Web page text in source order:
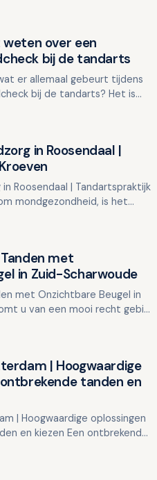
over een
bij de tandarts
er allemaal gebeurt tijdens
bij de tandarts? Het is
in Roosendaal |
Roosendaal | Tandartspraktijk
met
in Zuid-Scharwoude
met Onzichtbare Beugel in
u van een mooi recht gebit
| Hoogwaardige
tanden en
| Hoogwaardige oplossingen
en kiezen Een ontbrekende